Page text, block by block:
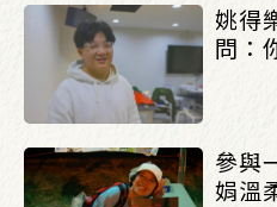
姚得
問：
參與
娟溫